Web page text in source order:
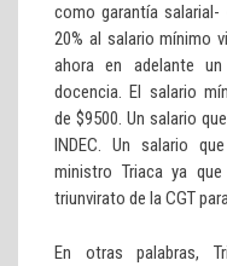
como garantía
20% al salario mínimo
ahora en adelante
docencia. El salario
de $9500. Un salario
INDEC. Un salario
ministro Triaca ya
triunvirato de la CGT
En otras palabras,